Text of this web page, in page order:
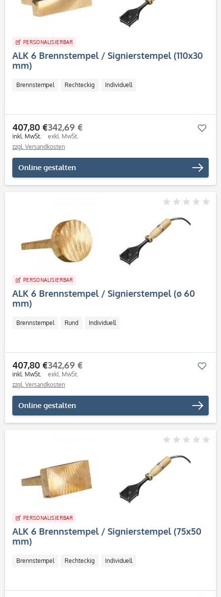
PERSONALISIERBAR
ALK 6 Brennstempel / Signierstempel (110x30
mm)
Brennstempel Rechteckig Individuell
407,80 €
inkl. MwSt.
342,69 €
exkl. MwSt.
zzgl. Versandkosten
Online gestalten
PERSONALISIERBAR
ALK 6 Brennstempel / Signierstempel (ø 60
mm)
Brennstempel Rund Individuell
407,80 €
inkl. MwSt.
342,69 €
exkl. MwSt.
zzgl. Versandkosten
Online gestalten
PERSONALISIERBAR
ALK 6 Brennstempel / Signierstempel (75x50
mm)
Brennstempel Rechteckig Individuell